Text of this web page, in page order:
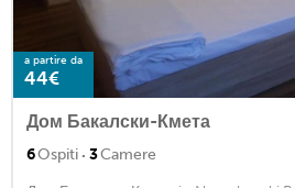
a partire da
44€
Дом Бакалски-Кмета
6Ospiti · 3Camere